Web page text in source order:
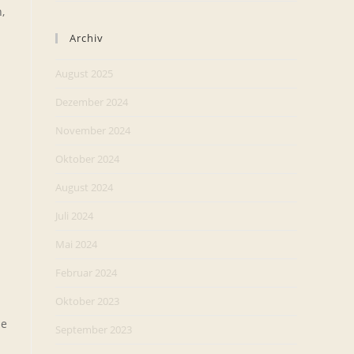
Archiv
August 2025
Dezember 2024
November 2024
Oktober 2024
August 2024
Juli 2024
Mai 2024
Februar 2024
Oktober 2023
September 2023